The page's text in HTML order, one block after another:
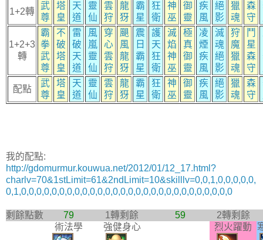
1+2轉
武
尊
塔
皇
天
道
靈
仙
雲
狩
龍
犽
霸
星
狂
衛
神
巫
御
靈
疾
風
絕
影
獵
魂
森
守
1+2+3
轉
霸
拳
武
尊
不
破
塔
皇
雷
破
天
道
風
嵐
靈
仙
穿
心
雲
狩
颶
風
龍
犽
震
日
霸
星
護
天
狂
衛
滅
焰
神
巫
極
真
御
靈
凌
煙
疾
風
滅
魂
絕
影
狩
魔
獵
魂
鬥
星
森
守
配點
武
尊
塔
皇
天
道
靈
仙
雲
狩
龍
犽
霸
星
狂
衛
神
巫
御
靈
疾
風
絕
影
獵
魂
森
守
我的配點:
http://gdomurmur.kouwua.net/2012/01/12_17.html?
charlv=70&1stLimit=61&2ndLimit=10&skilllv=0,0,1,0,0,0,0,0,
0,1,0,0,0,0,0,0,0,0,0,0,0,0,0,0,0,0,0,0,0,0,0,0,0,0,0,0,0,0
剩餘點數 79 1轉剩餘 59
2轉剩餘
術法學
強健身心 烈火躍動